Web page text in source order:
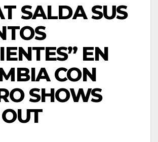
SALDA SUS
EN
CON
SHOWS